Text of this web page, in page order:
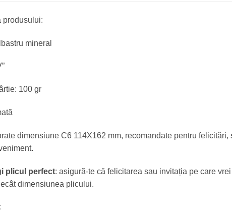
produsului:
mineral
100 gr
dimensiune C6 114X162 mm, recomandate pentru
plicul perfect: asigură-te că felicitarea sau invitația pe care
dimensiunea plicului.